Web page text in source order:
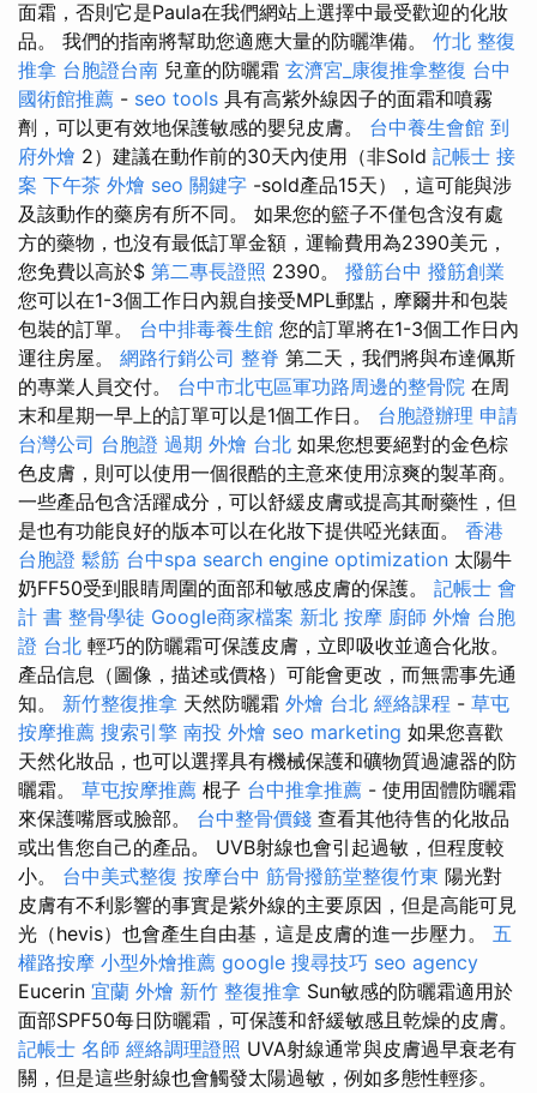
面霜，否則它是Paula在我們網站上選擇中最受歡迎的化妝
品。 我們的指南將幫助您適應大量的防曬準備。 竹北 整復
推拿 台胞證台南 兒童的防曬霜 玄濟宮_康復推拿整復 台中
國術館推薦 - seo tools 具有高紫外線因子的面霜和噴霧
劑，可以更有效地保護敏感的嬰兒皮膚。 台中養生會館 到
府外燴 2）建議在動作前的30天內使用（非Sold 記帳士 接
案 下午茶 外燴 seo 關鍵字 -sold產品15天），這可能與涉
及該動作的藥房有所不同。 如果您的籃子不僅包含沒有處
方的藥物，也沒有最低訂單金額，運輸費用為2390美元，
您免費以高於$ 第二專長證照 2390。 撥筋台中 撥筋創業
您可以在1-3個工作日內親自接受MPL郵點，摩爾井和包裝
包裝的訂單。 台中排毒養生館 您的訂單將在1-3個工作日內
運往房屋。 網路行銷公司 整脊 第二天，我們將與布達佩斯
的專業人員交付。 台中市北屯區軍功路周邊的整骨院 在周
末和星期一早上的訂單可以是1個工作日。 台胞證辦理 申請
台灣公司 台胞證 過期 外燴 台北 如果您想要絕對的金色棕
色皮膚，則可以使用一個很酷的主意來使用涼爽的製革商。
一些產品包含活躍成分，可以舒緩皮膚或提高其耐藥性，但
是也有功能良好的版本可以在化妝下提供啞光錶面。 香港
台胞證 鬆筋 台中spa search engine optimization 太陽牛
奶FF50受到眼睛周圍的面部和敏感皮膚的保護。 記帳士 會
計 書 整骨學徒 Google商家檔案 新北 按摩 廚師 外燴 台胞
證 台北 輕巧的防曬霜可保護皮膚，立即吸收並適合化妝。
產品信息（圖像，描述或價格）可能會更改，而無需事先通
知。 新竹整復推拿 天然防曬霜 外燴 台北 經絡課程 - 草屯
按摩推薦 搜索引擎 南投 外燴 seo marketing 如果您喜歡
天然化妝品，也可以選擇具有機械保護和礦物質過濾器的防
曬霜。 草屯按摩推薦 棍子 台中推拿推薦 - 使用固體防曬霜
來保護嘴唇或臉部。 台中整骨價錢 查看其他待售的化妝品
或出售您自己的產品。 UVB射線也會引起過敏，但程度較
小。 台中美式整復 按摩台中 筋骨撥筋堂整復竹東 陽光對
皮膚有不利影響的事實是紫外線的主要原因，但是高能可見
光（hevis）也會產生自由基，這是皮膚的進一步壓力。 五
權路按摩 小型外燴推薦 google 搜尋技巧 seo agency
Eucerin 宜蘭 外燴 新竹 整復推拿 Sun敏感的防曬霜適用於
面部SPF50每日防曬霜，可保護和舒緩敏感且乾燥的皮膚。
記帳士 名師 經絡調理證照 UVA射線通常與皮膚過早衰老有
關，但是這些射線也會觸發太陽過敏，例如多態性輕疹。